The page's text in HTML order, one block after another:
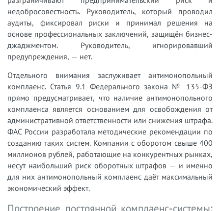
недобросовестность. Руководитель, который проводил
аудиты, фиксировал риски и принимал решения на
основе профессиональных заключений, защищён бизнес-
джаджментом. Руководитель, игнорировавший
предупреждения, — нет.
Отдельного внимания заслуживает антимонопольный
комплаенс. Статья 9.1 Федерального закона № 135-ФЗ
прямо предусматривает, что наличие антимонопольного
комплаенса является основанием для освобождения от
административной ответственности или снижения штрафа.
ФАС России разработала методические рекомендации по
созданию таких систем. Компании с оборотом свыше 400
миллионов рублей, работающие на конкурентных рынках,
несут наибольший риск оборотных штрафов — и именно
для них антимонопольный комплаенс даёт максимальный
экономический эффект.
Построение постоянной комплаенс-системы: